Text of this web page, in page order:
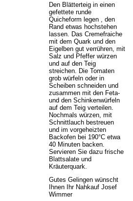
Den Blätterteig in einen
gefettete runde
Quicheform legen , den
Rand etwas hochstehen
lassen. Das Cremefraiche
mit dem Quark und den
Eigelben gut verrühren, mit
Salz und Pfeffer würzen
und auf den Teig
streichen. Die Tomaten
grob würfeln oder in
Scheiben schneiden und
zusammen mit den Feta-
und den Schinkenwürfeln
auf dem Teig verteilen.
Nochmals würzen, mit
Schnittlauch bestreuen
und im vorgeheizten
Backofen bei 190°C etwa
40 Minuten backen.
Servieren Sie dazu frische
Blattsalate und
Kräuterquark.
Gutes Gelingen wünscht
Ihnen Ihr Nahkauf Josef
Wimmer